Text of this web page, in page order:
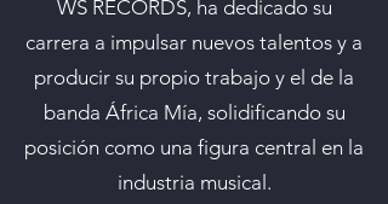
WS RECORDS, ha dedicado su
carrera a impulsar nuevos talentos y a
producir su propio trabajo y el de la
banda África Mía, solidificando su
posición como una figura central en la
industria musical.